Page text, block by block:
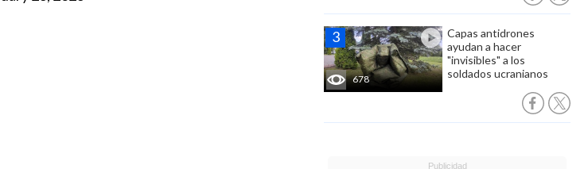
678
Capas antidrones
ayudan a hacer
"invisibles" a los
soldados ucranianos